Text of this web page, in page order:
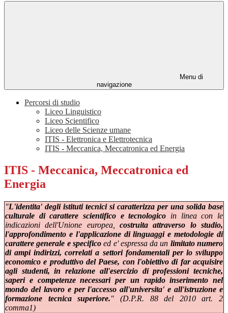
Menu di
navigazione
Percorsi di studio
Liceo Linguistico
Liceo Scientifico
Liceo delle Scienze umane
ITIS - Elettronica e Elettrotecnica
ITIS - Meccanica, Meccatronica ed Energia
ITIS - Meccanica, Meccatronica ed
Energia
"L'identita' degli istituti tecnici si caratterizza per una solida base
culturale di carattere scientifico e tecnologico in linea con le
indicazioni dell'Unione europea, costruita attraverso lo studio,
l'approfondimento e l'applicazione di linguaggi e metodologie di
carattere generale e specificoed e' espressa da un limitato numero
di ampi indirizzi, correlati a settori fondamentali per lo sviluppo
economico e produttivo del Paese, con l'obiettivo di far acquisire
agli studenti, in relazione all'esercizio di professioni tecniche,
saperi e competenze necessari per un rapido inserimento nel
mondo del lavoro e per l'accesso all'universita' e all'istruzione e
formazione tecnica superiore." (D.P.R. 88 del 2010 art. 2
comma1)